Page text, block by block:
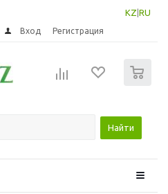
KZ RU
Вход Регистрация
Найти